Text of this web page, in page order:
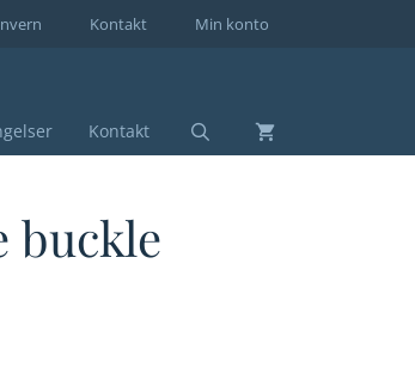
Min konto
Kontakt
Kontakt
buckle